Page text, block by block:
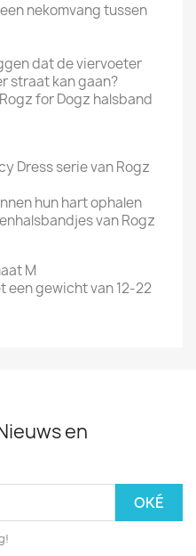
nekomvang tussen
dat de viervoeter
straat kan gaan?
for Dogz halsband
Dress serie van Rogz
hun hart ophalen
van Rogz
M
een gewicht van 12-22
en